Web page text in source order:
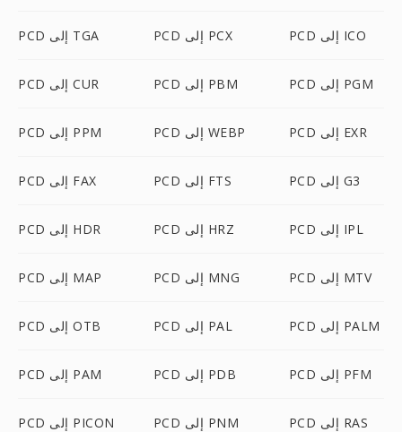
PCD إلى TGA PCD إلى PCX PCD إلى ICO
PCD إلى CUR PCD إلى PBM PCD إلى PGM
PCD إلى PPM PCD إلى WEBP PCD إلى EXR
PCD إلى FAX PCD إلى FTS PCD إلى G3
PCD إلى HDR PCD إلى HRZ PCD إلى IPL
PCD إلى MAP PCD إلى MNG PCD إلى MTV
PCD إلى OTB PCD إلى PAL PCD إلى PALM
PCD إلى PAM PCD إلى PDB PCD إلى PFM
PCD إلى PICON PCD إلى PNM PCD إلى RAS